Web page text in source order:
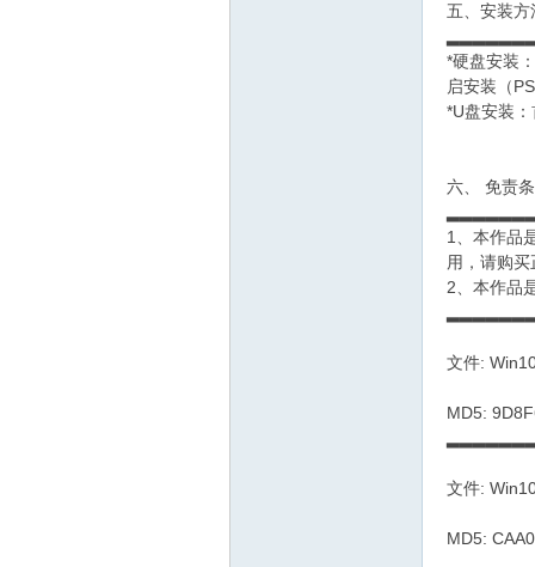
五、安装方
*硬盘安装
启安装（
*U盘安装
六、 免责
1、本作品
用，请购
2、本作品
文件:
MD5:
文件:
MD5: